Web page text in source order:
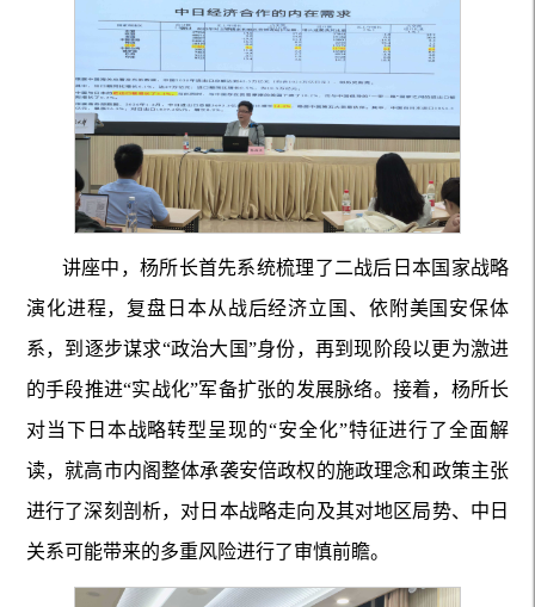
讲座中，杨所长首先系统梳理了二战后日本国家战略
演化进程，复盘日本从战后经济立国、依附美国安保体
系，到逐步谋求“政治大国”身份，再到现阶段以更为激进
的手段推进“实战化”军备扩张的发展脉络。接着，杨所长
对当下日本战略转型呈现的“安全化”特征进行了全面解
读，就高市内阁整体承袭安倍政权的施政理念和政策主张
进行了深刻剖析，对日本战略走向及其对地区局势、中日
关系可能带来的多重风险进行了审慎前瞻。